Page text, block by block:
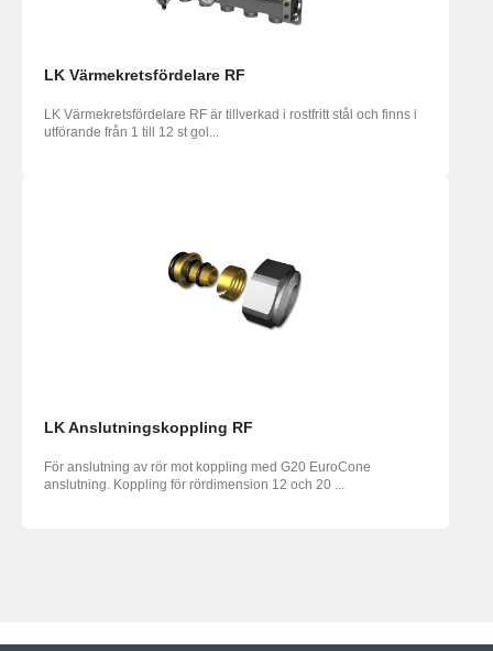
LK Värmekretsfördelare RF
LK Värmekretsfördelare RF är tillverkad i rostfritt stål och finns i
utförande från 1 till 12 st gol...
LK Anslutningskoppling RF
För anslutning av rör mot koppling med G20 EuroCone
anslutning. Koppling för rördimension 12 och 20 ...